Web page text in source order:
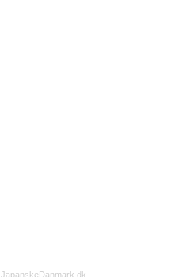
JapanskeDanmark.dk